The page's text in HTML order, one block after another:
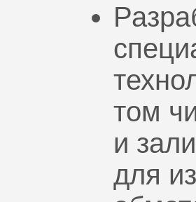
том
и
для